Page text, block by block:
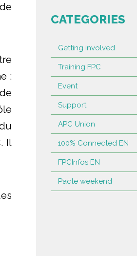
:
Il
CATEGORIES
Getting involved
Training FPC
Event
Support
APC Union
100% Connected EN
FPCInfos EN
Pacte weekend